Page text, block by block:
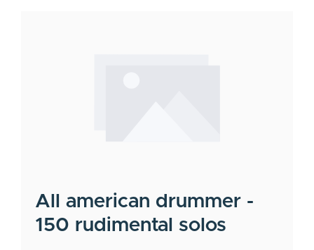
All american drummer -
150 rudimental solos